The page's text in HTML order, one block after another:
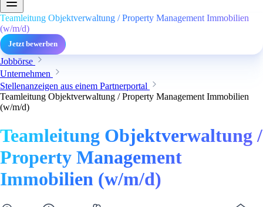
Teamleitung Objektverwaltung / Property Management Immobilien
(w/m/d)
Jetzt bewerben
Jobbörse
Unternehmen
Stellenanzeigen aus einem Partnerportal
Teamleitung Objektverwaltung / Property Management Immobilien
(w/m/d)
Teamleitung Objektverwaltung /
Property Management
Immobilien (w/m/d)